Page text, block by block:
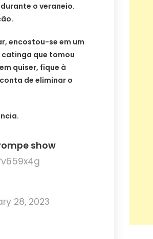
o veraneio.
encostou-se em um
catinga que tomou
quiser, fique à
de eliminar o
show
28, 2023